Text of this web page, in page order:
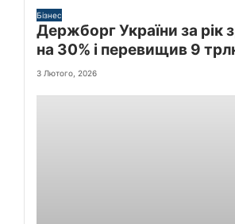
Бізнес
Держборг України за рік
на 30% і перевищив 9
($213,3 млрд)
3 Лютого, 2026